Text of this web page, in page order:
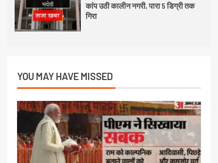
कांप उठी कालीन नगरी, पारा 5 डिग्री तक
गिरा
YOU MAY HAVE MISSED